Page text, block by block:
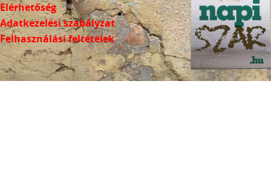
Elérhetőség
Adatkezelési szabályzat
Felhasználási feltételek